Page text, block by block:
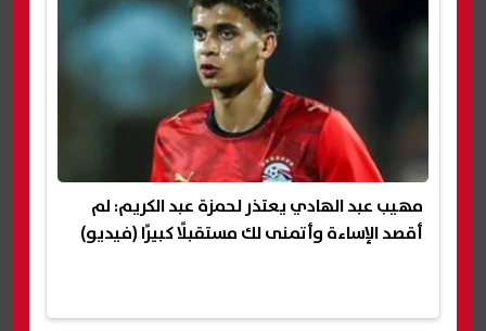
مهيب عبد الهادي يعتذر لحمزة عبد الكريم: لم
أقصد الإساءة وأتمنى لك مستقبلًا كبيرًا (فيديو)